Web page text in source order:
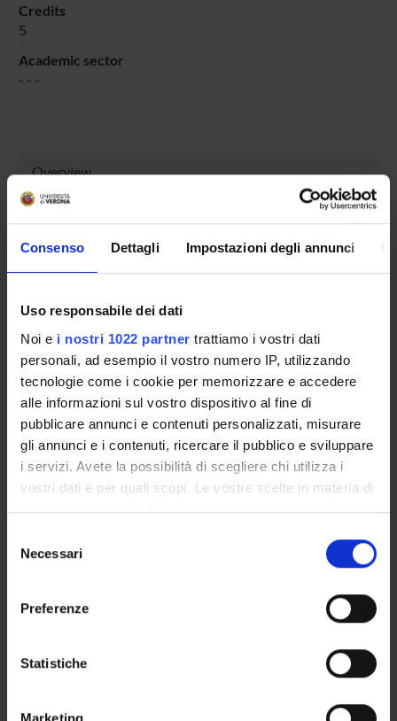
Consenso Dettagli Impostazioni degli annunci
Uso responsabile dei dati
Noi e i nostri 1022 partner trattiamo i vostri dati
personali, ad esempio il vostro numero IP, utilizzando
tecnologie come i cookie per memorizzare e accedere
alle informazioni sul vostro dispositivo al fine di
pubblicare annunci e contenuti personalizzati, misurare
gli annunci e i contenuti, ricercare il pubblico e sviluppare
i servizi. Avete la possibilità di scegliere chi utilizza i
vostri dati e per quali scopi. Le vostre scelte in materia di
privacy sono applicabili solo su questa proprietà digitale
modificare o revocare il proprio consenso in qualsiasi
momento dalla Dichiarazione sui cookie o facendo clic
raccogliere informazioni sulla tua posizione
geografica, con un'approssimazione di qualche
delNecessari
Preferenze
Statistiche
Credits
5
Academic sector
- - -
Overview
Enrolment Policy
Academic Calendar
Exam calendar
Notices
Governing bodies
Faculty staff
Documents
STUDYING
COURSES
TRAINING